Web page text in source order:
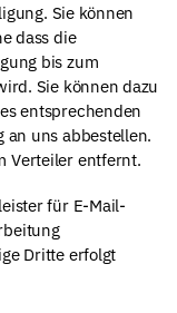
Sie können
dass die
bis zum
Sie können dazu
entsprechenden
uns abbestellen.
Verteiler entfernt.
für E-Mail-
Dritte erfolgt